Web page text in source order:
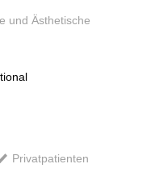
und Ästhetische
Privatpatienten